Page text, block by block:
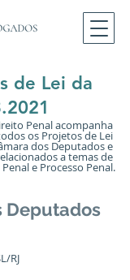
de Lei da
Penal acompanha
os Projetos de Lei
dos Deputados e
a temas de
e Processo Penal.
Deputados
RJ